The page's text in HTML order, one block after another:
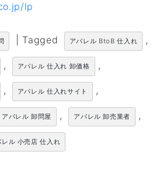
lp
Tagged アパレル BtoB 仕入れ ,
, アパレル 仕入れ 卸価格 ,
, アパレル 仕入れサイト ,
アパレル 卸問屋 , アパレル 卸売業者 ,
レル 小売店 仕入れ